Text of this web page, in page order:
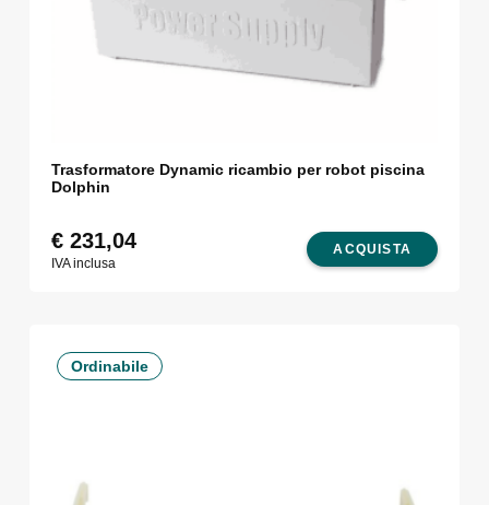
Trasformatore Dynamic ricambio per robot piscina
Dolphin
ACQUISTA
€231,04
IVA inclusa
Ordinabile